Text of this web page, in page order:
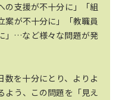
の支援が不十分に」「組
案が不十分に」「教職員
」…など様々な問題が発
数を十分にとり、よりよ
よう、この問題を「見え